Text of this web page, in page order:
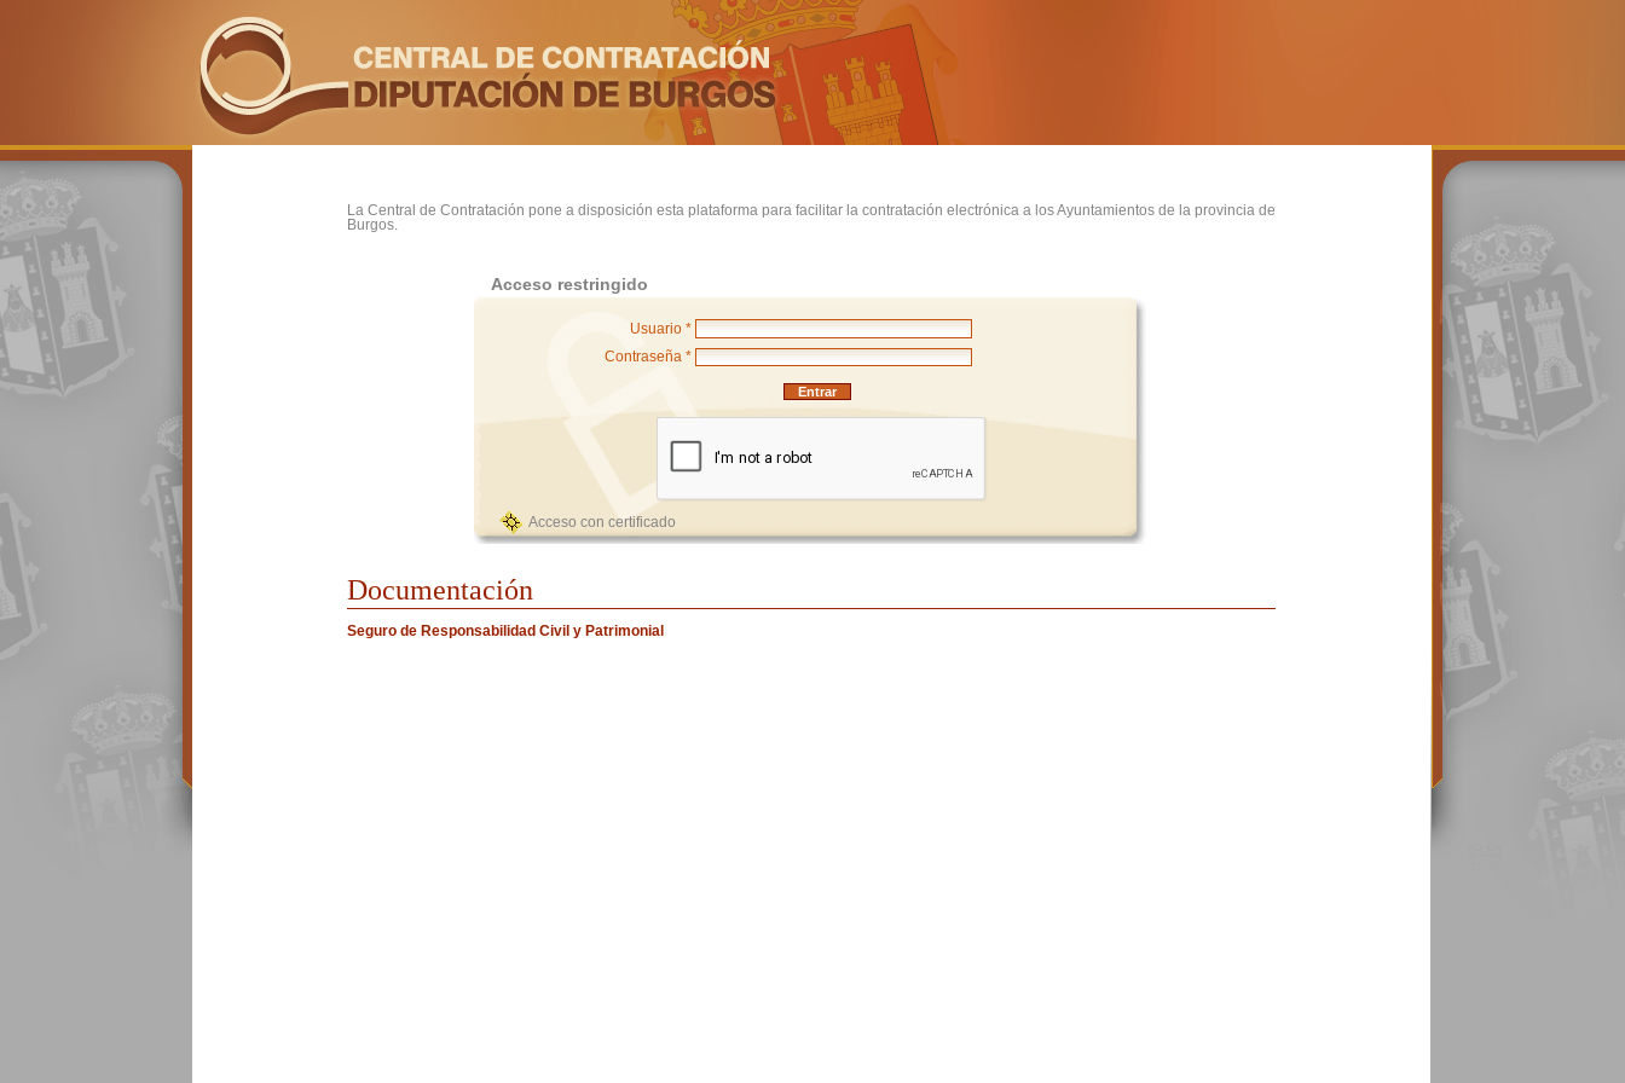
La Central de Contratación pone a disposición esta plataforma para facilitar la contratación electrónica a los Ayuntamientos de la provincia de
Burgos.
Acceso restringido
Usuario *
Contraseña *
Acceso con certificado
Documentación
Seguro de Responsabilidad Civil y Patrimonial